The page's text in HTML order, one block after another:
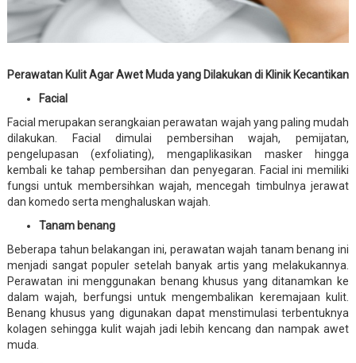
Perawatan Kulit Agar Awet Muda yang Dilakukan di Klinik Kecantikan
Facial
Facial merupakan serangkaian perawatan wajah yang paling mudah
dilakukan. Facial dimulai pembersihan wajah, pemijatan,
pengelupasan (exfoliating), mengaplikasikan masker hingga
kembali ke tahap pembersihan dan penyegaran. Facial ini memiliki
fungsi untuk membersihkan wajah, mencegah timbulnya jerawat
dan komedo serta menghaluskan wajah.
Tanam benang
Beberapa tahun belakangan ini, perawatan wajah tanam benang ini
menjadi sangat populer setelah banyak artis yang melakukannya.
Perawatan ini menggunakan benang khusus yang ditanamkan ke
dalam wajah, berfungsi untuk mengembalikan keremajaan kulit.
Benang khusus yang digunakan dapat menstimulasi terbentuknya
kolagen sehingga kulit wajah jadi lebih kencang dan nampak awet
muda.